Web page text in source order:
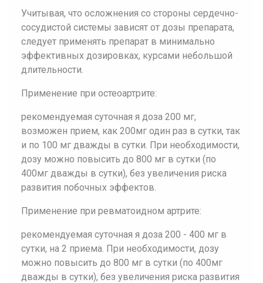
Учитывая, что осложнения со стороны сердечно-
сосудистой системы зависят от дозы препарата,
следует применять препарат в минимально
эффективных дозировках, курсами небольшой
длительности.
Применение при остеоартрите:
рекомендуемая суточная я доза 200 мг,
возможен прием, как 200мг один раз в сутки, так
и по 100 мг дважды в сутки. При необходимости,
дозу можно повысить до 800 мг в сутки (по
400мг дважды в сутки), без увеличения риска
развития побочных эффектов.
Применение при ревматоидном артрите:
рекомендуемая суточная я доза 200 - 400 мг в
сутки, на 2 приема. При необходимости, дозу
можно повысить до 800 мг в сутки (по 400мг
дважды в сутки), без увеличения риска развития